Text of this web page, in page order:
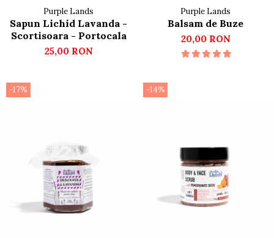
Purple Lands
Sapun Lichid Lavanda -
Scortisoara - Portocala
25,00 RON
Purple Lands
Balsam de Buze
20,00 RON
-17% -14%